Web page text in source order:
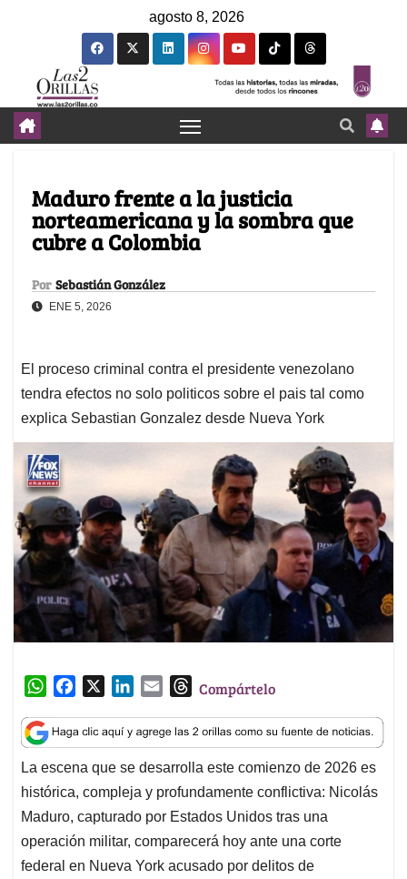
agosto 8, 2026
Maduro frente a la justicia
norteamericana y la sombra que
cubre a Colombia
Por Sebastián González
ENE 5, 2026
El proceso criminal contra el presidente venezolano
tendra efectos no solo politicos sobre el pais tal como
explica Sebastian Gonzalez desde Nueva York
W
a
t
s
A
p
p
c
e
b
o
o
k
n
k
e
d
I
n
a
i
l
T
r
e
a
d
s
Compártelo
La escena que se desarrolla este comienzo de 2026 es
histórica, compleja y profundamente conflictiva: Nicolás
Maduro, capturado por Estados Unidos tras una
operación militar, comparecerá hoy ante una corte
federal en Nueva York acusado por delitos de